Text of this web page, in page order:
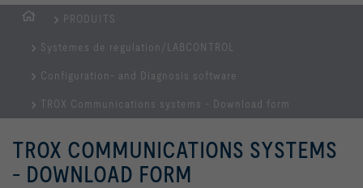
d'accueil
PRODUITS
Systèmes de regulation/LABCONTROL
Configuration- and Diagnosis software
TROX Communications systems - Download form
TROX COMMUNICATIONS SYSTEMS
- DOWNLOAD FORM